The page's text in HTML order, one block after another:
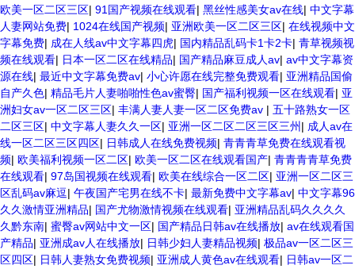
欧美一区二区三区| 91国产视频在线观看| 黑丝性感美女av在线| 中文字幕
人妻网站免费| 1024在线国产视频| 亚洲欧美一区二区三区| 在线视频中文
字幕免费| 成在人线av中文字幕四虎| 国内精品乱码卡1卡2卡| 青草视频视
频在线观看| 日本一区二区在线精品| 国产精品麻豆成人av| av中文字幕资
源在线| 最近中文字幕免费av| 小心许愿在线完整免费观看| 亚洲精品国偷
自产久色| 精品毛片人妻啪啪性色av蜜臀| 国产福利视频一区在线观看| 亚
洲妇女av一区二区三区| 丰满人妻人妻一区二区免费av | 五十路熟女一区
二区三区| 中文字幕人妻久久一区| 亚洲一区二区二区三区三州 | 成人av在
线一区二区三区四区| 日韩成人在线免费视频| 青青青草免费在线观看视
频| 欧美福利视频一区二区| 欧美一区二区在线观看国产| 青青青青草免费
在线观看| 97岛国视频在线观看| 欧美在线综合一区二区| 亚洲一区二区三
区乱码av麻逗| 午夜国产宅男在线不卡| 最新免费中文字幕av| 中文字幕96
久久激情亚洲精品| 国产尤物激情视频在线观看| 亚洲精品乱码久久久久
久黔东南| 蜜臀av网站中文一区| 国产精品日韩av在线播放| av在线观看国
产精品| 亚洲成av人在线播放| 日韩少妇人妻精品视频| 极品av一区二区三
区四区| 日韩人妻熟女免费视频| 亚洲成人黄色av在线观看| 日韩av一区二